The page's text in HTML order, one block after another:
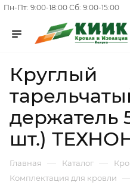
Пн-Пт: 9:00-18:00 Сб: 9:00-15:00
Круглый
держатель
шт.)
Главная — Каталог —
Комплектация для кровли